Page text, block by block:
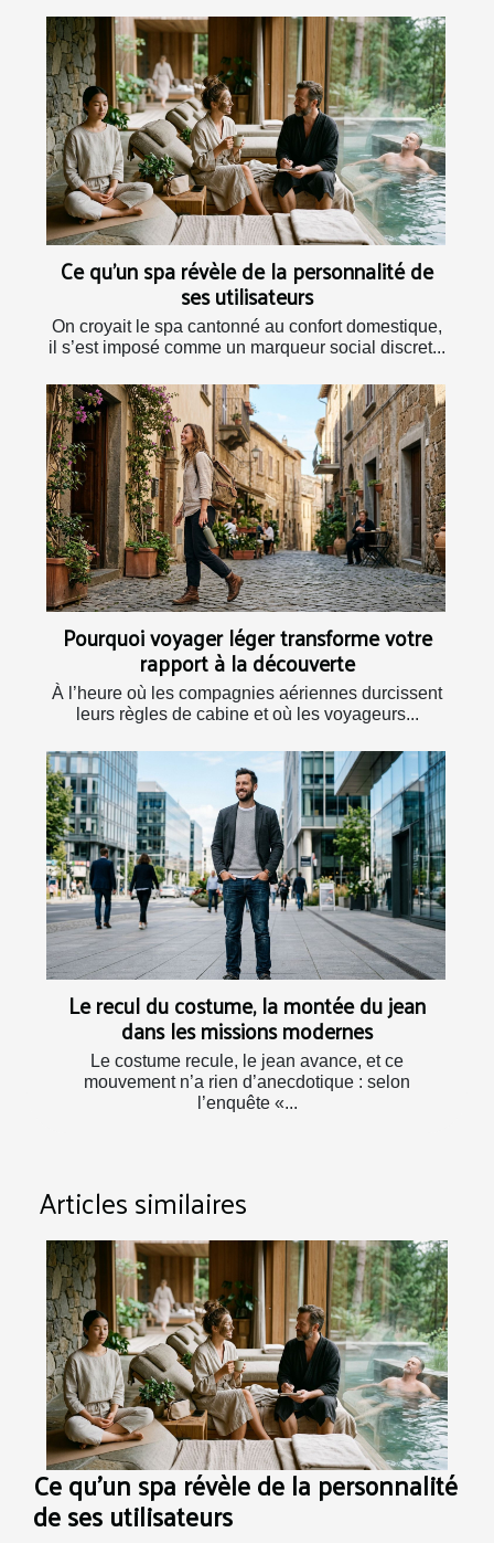
Ce qu’un spa révèle de la personnalité de
ses utilisateurs
On croyait le spa cantonné au confort domestique,
il s’est imposé comme un marqueur social discret...
Pourquoi voyager léger transforme votre
rapport à la découverte
À l’heure où les compagnies aériennes durcissent
leurs règles de cabine et où les voyageurs...
Le recul du costume, la montée du jean
dans les missions modernes
Le costume recule, le jean avance, et ce
mouvement n’a rien d’anecdotique : selon
l’enquête «...
Articles similaires
Ce qu’un spa révèle de la personnalité
de ses utilisateurs